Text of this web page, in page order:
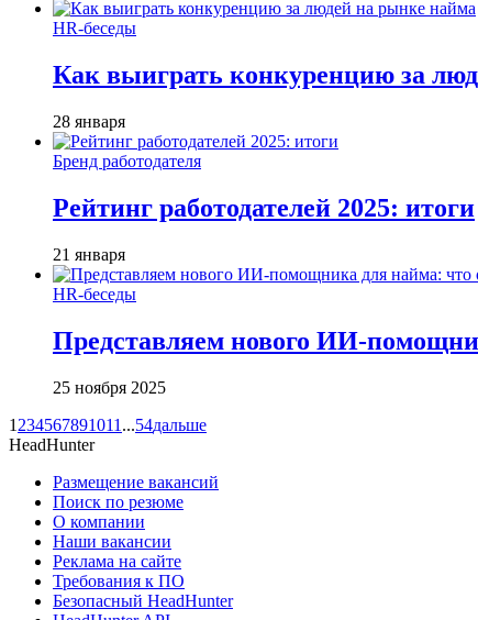
HR-беседы
Как выиграть конкуренцию за
28 января
Бренд работодателя
Рейтинг работодателей 2025: итоги
21 января
HR-беседы
Представляем нового ИИ-
25 ноября 2025
1 234567891011 ...54дальше
HeadHunter
Размещение вакансий
Поиск по резюме
О компании
Наши вакансии
Реклама на сайте
Требования к ПО
Безопасный HeadHunter